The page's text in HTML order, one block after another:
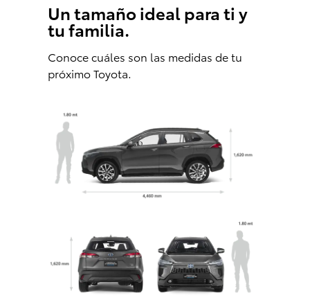
Un tamaño ideal para ti y
tu familia.
Conoce cuáles son las medidas de tu
próximo Toyota.